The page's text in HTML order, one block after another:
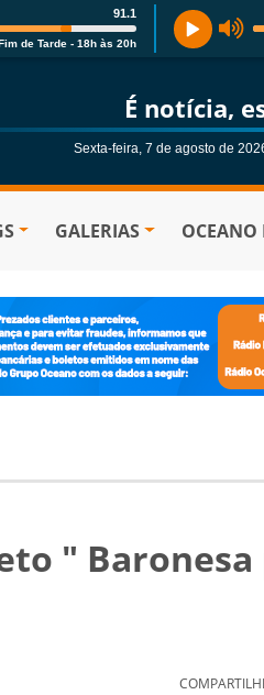
91.1
de Tarde - 18h às 20h
É notícia,
Sexta-feira, 7 de agosto de
GALERIAS OCEANO
"